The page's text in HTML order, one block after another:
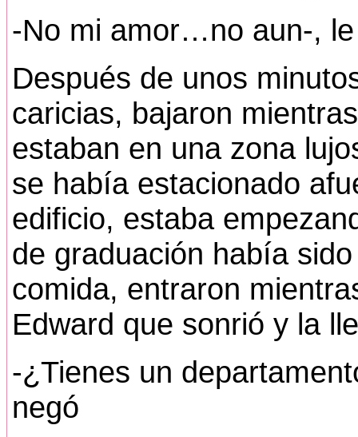
-No mi amor…no aun-,
Después de unos
caricias, bajaron
estaban en una zona
se había estacionado
edificio, estaba
de graduación había
comida, entraron
Edward que sonrió y la
-¿Tienes un
negó